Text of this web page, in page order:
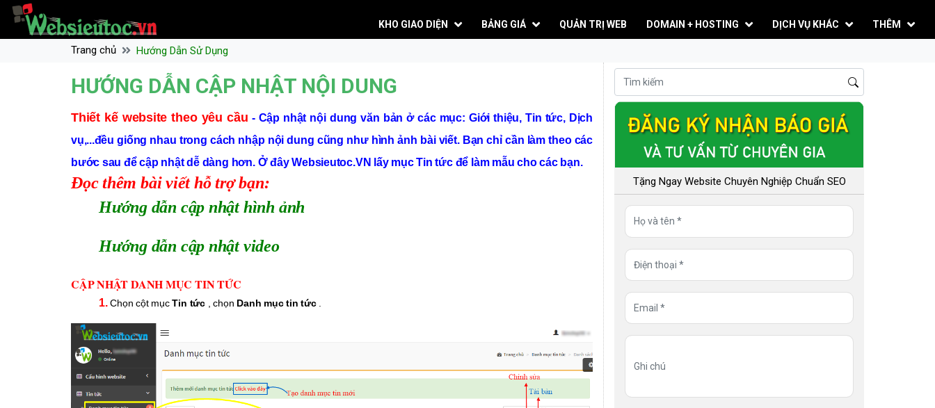
KHO GIAO DIỆN BẢNG GIÁ QUẢN TRỊ WEB DOMAIN + HOSTING DỊCH VỤ KHÁC THÊM
Trang chủ Hướng Dẫn Sử Dụng
HƯỚNG DẪN CẬP NHẬT NỘI DUNG
Thiết kế website theo yêu cầu - Cập nhật nội dung văn bản ở các mục: Giới thiệu, Tin tức, Dịch
vụ,...đều giống nhau trong cách nhập nội dung cũng như hình ảnh bài viết. Bạn chỉ cần làm theo các
bước sau để cập nhật dễ dàng hơn. Ở đây Websieutoc.VN lấy mục Tin tức để làm mẫu cho các bạn.
Đọc thêm bài viết hỗ trợ bạn:
Hướng dẫn cập nhật hình ảnh
Hướng dẫn cập nhật video
CẬP NHẬT DANH MỤC TIN TỨC
1.Chọn cột mụcTin tức , chọn Danh mục tin tức
Tặng Ngay Website Chuyên Nghiệp Chuẩn SEO